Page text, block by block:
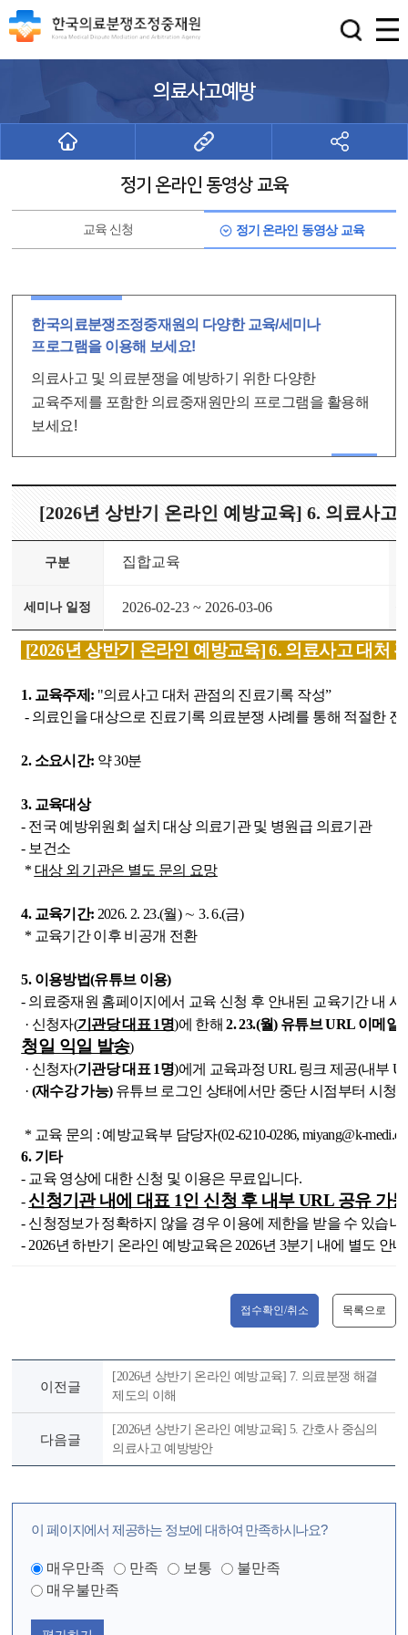
의료사고예방
정기 온라인 동영상 교육
교육 신청 정기 온라인 동영상 교육
한국의료분쟁조정중재원의 다양한 교육/세미나
프로그램을 이용해 보세요!
의료사고 및 의료분쟁을 예방하기 위한 다양한
교육주제를 포함한 의료중재원만의 프로그램을 활용해
보세요!
[2026년 상반기 온라인 예방교육] 6. 의료사고
구분 집합교육
세미나 일정 2026-02-23 ~ 2026-03-06
[2026년 상반기 온라인 예방교육] 6. 의료사고 대처
1. 교육주제: "의료사고 대처 관점의 진료기록 작성”
- 의료인을 대상으로 진료기록 의료분쟁 사례를 통해 적절한
2. 소요시간: 약 30분
3. 교육대상
- 전국 예방위원회 설치 대상 의료기관 및 병원급 의료기관
- 보건소
* 대상 외 기관은 별도 문의 요망
4. 교육기간: 2026. 2. 23.(월) ∼ 3. 6.(금)
* 교육기간 이후 비공개 전환
5. 이용방법(유튜브 이용)
- 의료중재원 홈페이지에서 교육 신청 후 안내된 교육기간 내 시
· 신청자(기관당 대표 1명)에 한해2. 23.(월) 유튜브 URL 이메일
청일 익일 발송)
· 신청자(기관당 대표 1명)에게 교육과정 URL 링크 제공(내부
· (재수강 가능)유튜브 로그인 상태에서만 중단 시점부터 시청
* 교육 문의 : 예방교육부 담당자(02-6210-0286, miyang@k-
6. 기타
- 교육 영상에 대한 신청 및 이용은 무료입니다.
-신청기관 내에 대표 1인 신청 후 내부 URL 공유 가
- 신청정보가 정확하지 않을 경우 이용에 제한을 받을 수 있습니
- 2026년 하반기 온라인 예방교육은 2026년 3분기 내에 별도 안
접수확인/취소 목록으로
이전글
[2026년 상반기 온라인 예방교육] 7. 의료분쟁 해결
제도의 이해
다음글
[2026년 상반기 온라인 예방교육] 5. 간호사 중심의
의료사고 예방방안
이 페이지에서 제공하는 정보에 대하여 만족하시나요?
매우만족 만족 보통
불만족
매우불만족